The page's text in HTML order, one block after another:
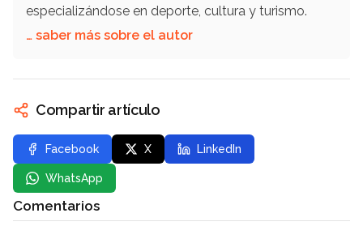
especializándose en deporte, cultura y turismo.
… saber más sobre el autor
Compartir artículo
Facebook X LinkedIn
WhatsApp
Comentarios